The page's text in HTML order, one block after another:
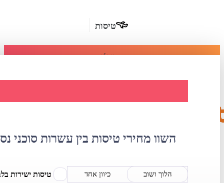
טיסות
מומלץ
בחו"ל
השוו מחירי טיסות בין עשרות סוכני
הלוך ושוב כיוון אחד טיסות ישירות